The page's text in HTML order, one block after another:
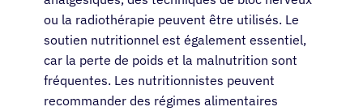
ou la radiothérapie peuvent être utilisés. Le
soutien nutritionnel est également essentiel,
car la perte de poids et la malnutrition sont
fréquentes. Les nutritionnistes peuvent
recommander des régimes alimentaires